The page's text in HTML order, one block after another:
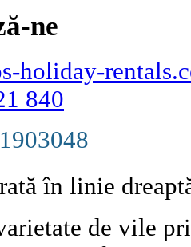
ne
holiday-
840
în linie
de vile